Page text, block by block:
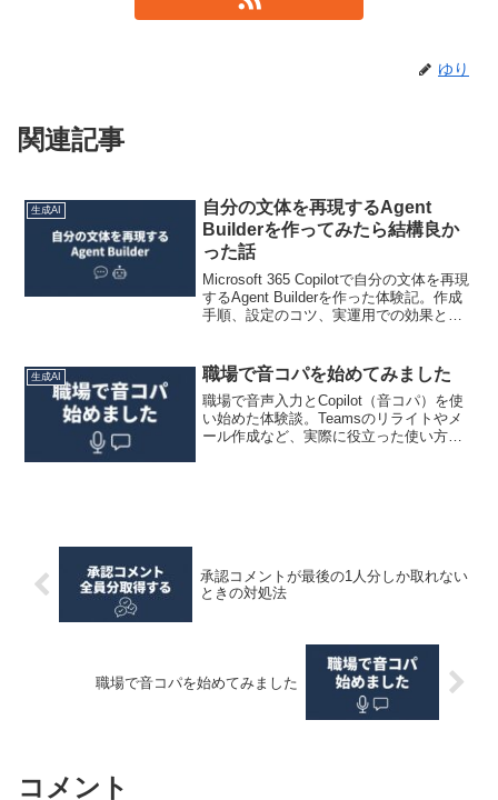
ゆり
関連記事
生成AI
自分の文体を再現するAgent
Builderを作ってみたら結構良か
った話
Microsoft 365 Copilotで自分の文体を再現
するAgent Builderを作った体験記。作成
手順、設定のコツ、実運用での効果と改
生成AI 職場で音コパを始めてみました
職場で音声入力とCopilot（音コパ）を使
い始めた体験談。Teamsのリライトやメ
ール作成など、実際に役立った使い方や
承認コメントが最後の1人分しか取れない
ときの対処法
職場で音コパを始めてみました
コメント